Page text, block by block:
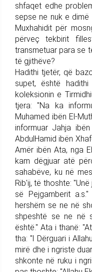
shfaqet edhe
sepse ne nuk e
Muxhahidit për
përveç tekbirit
transmetuar para se
të gjithëve?
Hadithi tjetër, që
supet, është
koleksionin e
tjera: "Na ka
Muhamed ibën El-
informuar Jahja
AbdulHamid ibën
Amër ibën Ata, nga
kam dëgjuar atë
sahabëve, ku në
Rib'ij, të thoshte:
së Pejgamberit
hershëm se ne në
shpeshtë se ne në
është." Ata i thanë:
tha: "l Dërguari i
mirë dhe i ngriste
shkonte në ruku i